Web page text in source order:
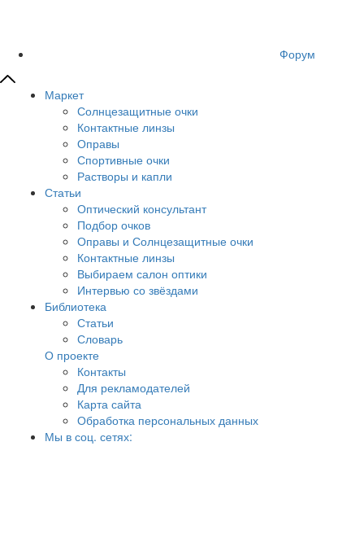
Форум
Маркет
Солнцезащитные очки
Контактные линзы
Оправы
Спортивные очки
Растворы и капли
Статьи
Оптический консультант
Подбор очков
Оправы и Солнцезащитные очки
Контактные линзы
Выбираем салон оптики
Интервью со звёздами
Библиотека
Статьи
Словарь
О проекте
Контакты
Для рекламодателей
Карта сайта
Обработка персональных данных
Мы в соц. сетях: